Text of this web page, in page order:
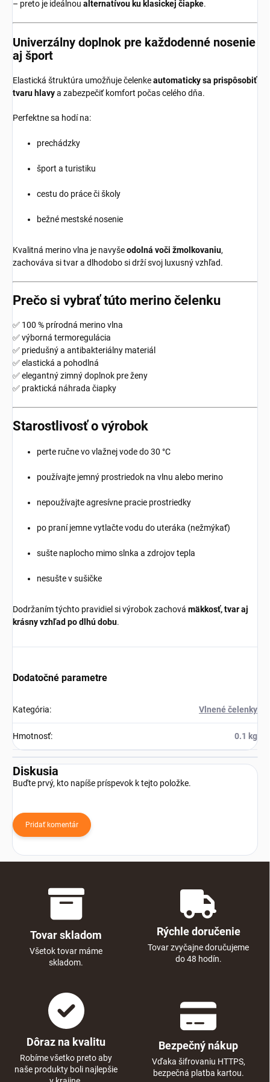
– preto je ideálnou alternatívou ku klasickej čiapke.
Univerzálny doplnok pre každodenné nosenie
aj šport
Elastická štruktúra umožňuje čelenkeautomaticky sa prispôsobiť
tvaru hlavya zabezpečiť komfort počas celého dňa.
Perfektne sa hodí na:
prechádzky
šport a turistiku
cestu do práce či školy
bežné mestské nosenie
Kvalitná merino vlna je navyšeodolná voči žmolkovaniu,
zachováva si tvar a dlhodobo si drží svoj luxusný vzhľad.
Prečo si vybrať túto merino čelenku
✅ 100 % prírodná merino vlna
✅ výborná termoregulácia
✅ priedušný a antibakteriálny materiál
✅ elastická a pohodlná
✅ elegantný zimný doplnok pre ženy
✅ praktická náhrada čiapky
Starostlivosť o výrobok
perte ručne vo vlažnej vode do 30 °C
používajte jemný prostriedok na vlnu alebo merino
nepoužívajte agresívne pracie prostriedky
po praní jemne vytlačte vodu do uteráka (nežmýkať)
sušte naplocho mimo slnka a zdrojov tepla
nesušte v sušičke
Dodržaním týchto pravidiel si výrobok zachová mäkkosť, tvar aj
krásny vzhľad po dlhú dobu.
Dodatočné parametre
Kategória: Vlnené čelenky
Hmotnosť: 0.1 kg
Diskusia
Buďte prvý, kto napíše príspevok k tejto položke.
Pridať komentár
Tovar skladom
Všetok tovar máme
skladom.
Rýchle doručenie
Tovar zvyčajne doručujeme
do 48 hodín.
Dôraz na kvalitu
Robíme všetko preto aby
naše produkty boli najlepšie
Bezpečný nákup
Vďaka šifrovaniu HTTPS,
bezpečná platba kartou.